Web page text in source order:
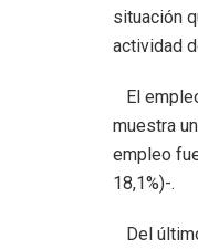
situación
actividad
El
muestra
empleo
18,1%)-.
Del